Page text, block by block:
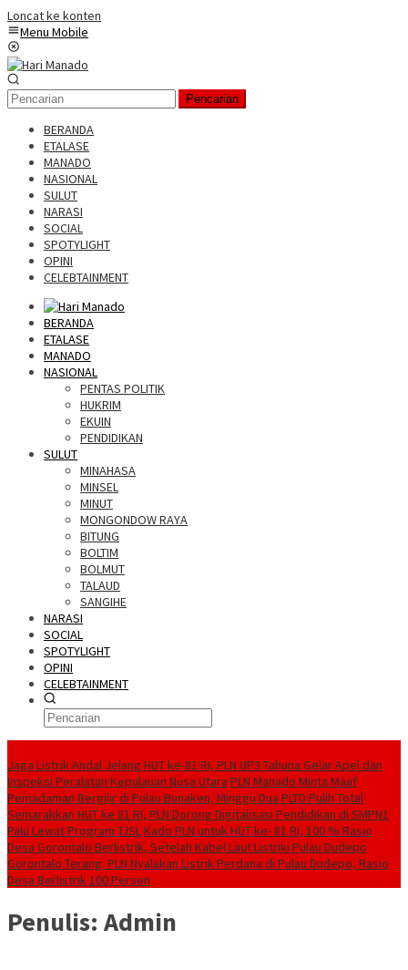
Loncat ke konten
Menu Mobile
Pencarian
BERANDA
ETALASE
MANADO
NASIONAL
SULUT
NARASI
SOCIAL
SPOTYLIGHT
OPINI
CELEBTAINMENT
BERANDA
ETALASE
MANADO
NASIONAL
PENTAS POLITIK
HUKRIM
EKUIN
PENDIDIKAN
SULUT
MINAHASA
MINSEL
MINUT
MONGONDOW RAYA
BITUNG
BOLTIM
BOLMUT
TALAUD
SANGIHE
NARASI
SOCIAL
SPOTYLIGHT
OPINI
CELEBTAINMENT
Jaga Listrik Andal Jelang HUT ke-81 RI, PLN UP3 Tahuna Gelar Apel dan
Inspeksi Peralatan Kepulauan Nusa Utara PLN Manado Minta Maaf
Pemadaman Bergilir di Pulau Bunaken, Minggu Dua PLTD Pulih Total
Semarakkan HUT ke 81 RI, PLN Dorong Digitalisasi Pendidikan di SMPN1
Palu Lewat Program TJSLKado PLN untuk HUT ke- 81 RI, 100 % Rasio
Desa Gorontalo Berlistrik, Setelah Kabel Laut Listriki Pulau Dudepo
Gorontalo Terang. PLN Nyalakan Listrik Perdana di Pulau Dudepo, Rasio
Desa Berlistrik 100 Persen
Penulis: Admin